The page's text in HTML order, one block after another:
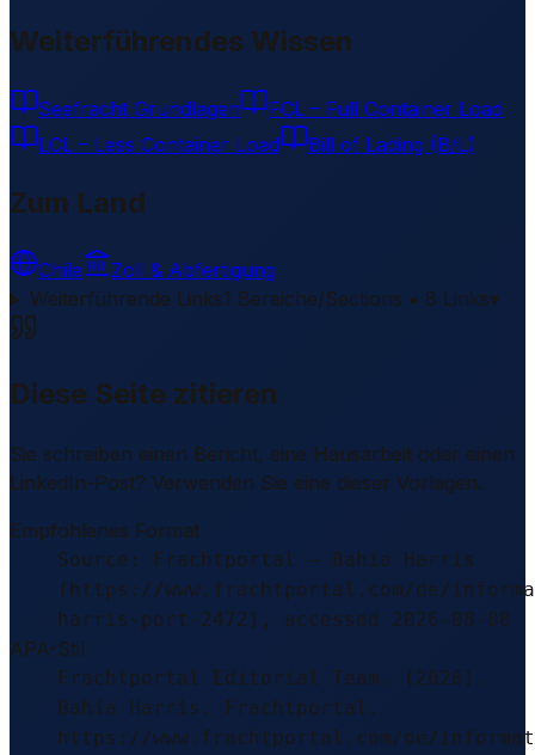
Weiterführendes Wissen
Seefracht Grundlagen
FCL – Full Container Load
LCL – Less Container Load
Bill of Lading (B/L)
Zum Land
Chile
Zoll & Abfertigung
Weiterführende Links1 Bereiche/Sections • 8 Links▾
Diese Seite zitieren
Sie schreiben einen Bericht, eine Hausarbeit oder einen
LinkedIn-Post? Verwenden Sie eine dieser Vorlagen.
Empfohlenes Format
Source: Frachtportal – Bahia Harris
(https://www.frachtportal.com/de/
harris-port-2472), accessed 2026-08-08
APA-Stil
Frachtportal Editorial Team. (2026).
Bahia Harris. Frachtportal.
https://www.frachtportal.com/de/